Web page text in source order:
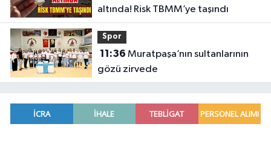
altında! Risk TBMM’ye taşındı
Spor
11:36
gözü zirvede